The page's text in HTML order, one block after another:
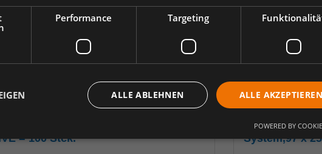
= 100 Stck.
S-
System,97 x
Performance Targeting
ALLE AKZEPTIEREN
ALLE ABLEHNEN
POWERED BY